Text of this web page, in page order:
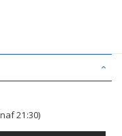
21:30)